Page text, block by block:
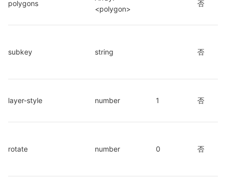
polygons
<polygon>
否
subkey string 否
layer-style number 1 否
rotate number 0 否